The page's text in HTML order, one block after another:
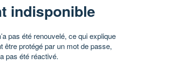
indisponible
pas été renouvelé, ce qui explique
être protégé par un mot de passe,
pas été réactivé.